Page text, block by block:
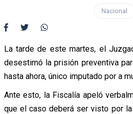
Nacional
La tarde de este martes, el
desestimó la prisión preventiva
hasta ahora, único imputado por a
Ante esto, la Fiscalía apeló
que el caso deberá ser visto por